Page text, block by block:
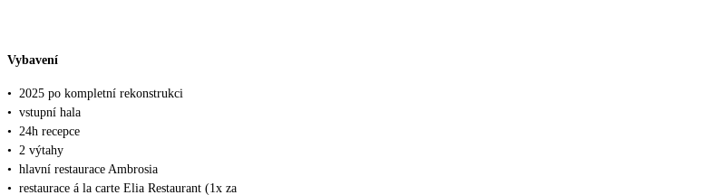
Vybavení
• 2025 po kompletní rekonstrukci
• vstupní hala
• 24h recepce
• 2 výtahy
• hlavní restaurace Ambrosia
• restaurace á la carte Elia Restaurant (1x za